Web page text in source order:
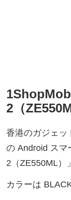
2（
香港のガジェッ
の Android スマ
2（ZE550ML）
カラーは